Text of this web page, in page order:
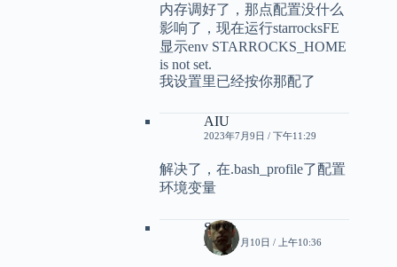
内存调好了，那点配置没什么
影响了，现在运行starrocksFE
显示env STARROCKS_HOME
is not set.
我设置里已经按你那配了
AIU
2023年7月9日 / 下午11:29
解决了，在.bash_profile了配置
环境变量
Smith
2023年7月10日 / 上午10:36